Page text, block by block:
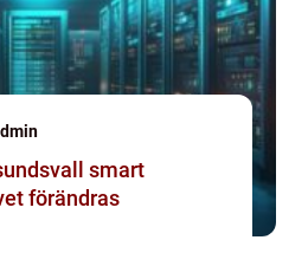
smart
förändras